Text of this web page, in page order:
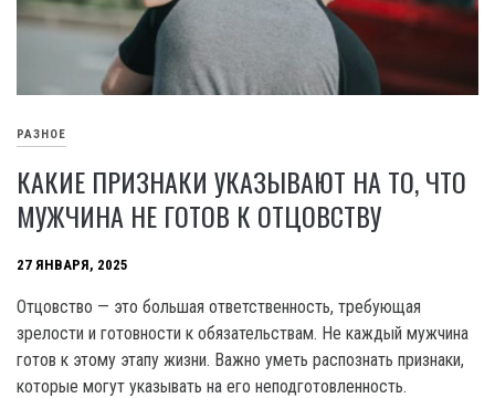
РАЗНОЕ
КАКИЕ ПРИЗНАКИ УКАЗЫВАЮТ НА ТО, ЧТО
МУЖЧИНА НЕ ГОТОВ К ОТЦОВСТВУ
27 ЯНВАРЯ, 2025
Отцовство — это большая ответственность, требующая
зрелости и готовности к обязательствам. Не каждый мужчина
готов к этому этапу жизни. Важно уметь распознать признаки,
которые могут указывать на его неподготовленность.